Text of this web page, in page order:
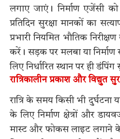
लगाए जाएं। निर्माण एजेंसी
प्रतिदिन सुरक्षा मानकों का
प्रभारी नियमित भौतिक
करें। सड़क पर मलबा या निर्माण
लिए निर्धारित स्थान पर ही
रात्रिकालीन प्रकाश और विद्युत
रात्रि के समय किसी भी
के लिए निर्माण क्षेत्रों और
मास्ट और फोकस लाइट लगाने के